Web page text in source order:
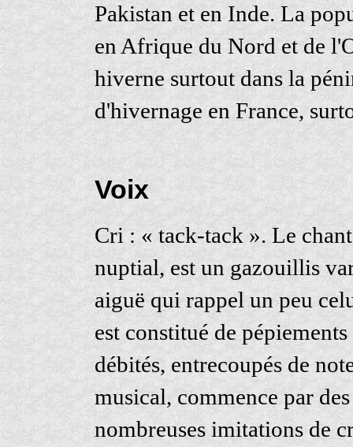
Pakistan et en Inde. La
en Afrique du Nord et de
hiverne surtout dans la
d'hivernage en France,
Voix
Cri : « tack-tack ». Le
nuptial, est un gazouillis
aiguë qui rappel un peu
est constitué de
débités, entrecoupés de
musical, commence par
nombreuses imitations de